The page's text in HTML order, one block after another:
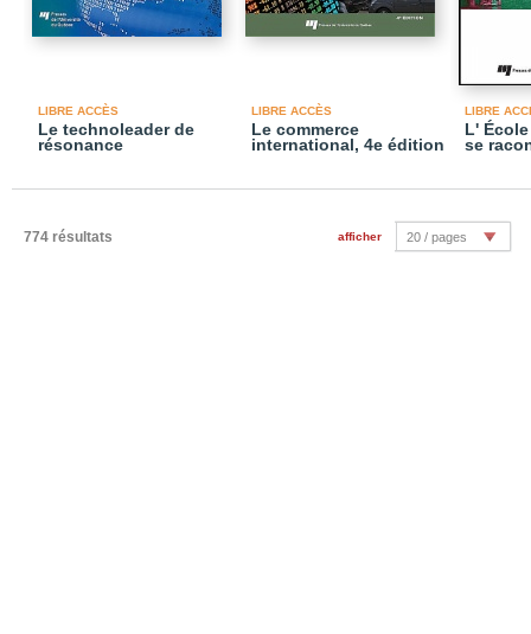
LIBRE ACCÈS
Le technoleader de
résonance
LIBRE ACCÈS
Le commerce
international, 4e édition
LIBRE
L'
se
774 résultats afficher 20 / pages